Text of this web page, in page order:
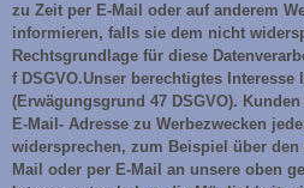
zu Zeit per E-Mail oder auf anderem
informieren, falls sie dem nicht
Rechtsgrundlage für diese
f DSGVO.Unser berechtigtes
(Erwägungsgrund 47 DSGVO).
E-Mail- Adresse zu Werbezwecken
widersprechen, zum Beispiel über
Mail oder per E-Mail an unsere oben